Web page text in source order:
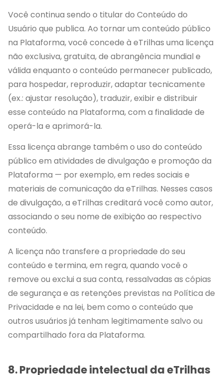
Você continua sendo o titular do Conteúdo do
Usuário que publica. Ao tornar um conteúdo público
na Plataforma, você concede à eTrilhas uma licença
não exclusiva, gratuita, de abrangência mundial e
válida enquanto o conteúdo permanecer publicado,
para hospedar, reproduzir, adaptar tecnicamente
(ex.: ajustar resolução), traduzir, exibir e distribuir
esse conteúdo na Plataforma, com a finalidade de
operá-la e aprimorá-la.
Essa licença abrange também o uso do conteúdo
público em atividades de divulgação e promoção da
Plataforma — por exemplo, em redes sociais e
materiais de comunicação da eTrilhas. Nesses casos
de divulgação, a eTrilhas creditará você como autor,
associando o seu nome de exibição ao respectivo
conteúdo.
A licença não transfere a propriedade do seu
conteúdo e termina, em regra, quando você o
remove ou exclui a sua conta, ressalvadas as cópias
de segurança e as retenções previstas na Política de
Privacidade e na lei, bem como o conteúdo que
outros usuários já tenham legitimamente salvo ou
compartilhado fora da Plataforma.
8. Propriedade intelectual da eTrilhas